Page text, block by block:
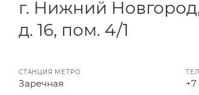
г. Нижний
д. 16, пом. 4/1
СТАНЦИЯ МЕТРО
Заречная
+7